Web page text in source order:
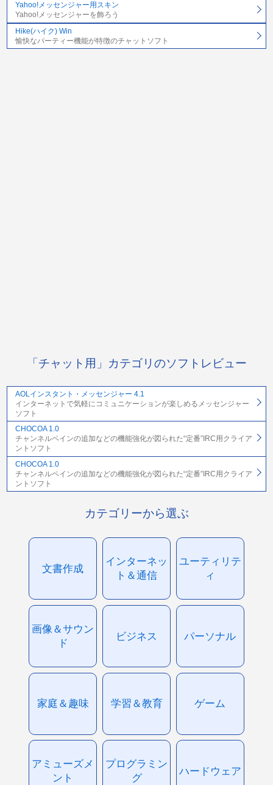
Yahoo!メッセンジャー用スキン
Yahoo!メッセンジャーを飾ろう
Hike(ハイク) Win
愉快なパーティー機能が特徴のチャットソフト
「チャット用」カテゴリのソフトレビュー
AOLインスタント・メッセンジャー 4.1
インターネットで気軽にコミュニケーションが楽しめるメッセンジャー
ソフト
CHOCOA 1.0
チャンネルペインの追加などの機能強化が図られた“定番”IRC用クライア
ントソフト
CHOCOA 1.0
チャンネルペインの追加などの機能強化が図られた“定番”IRC用クライア
ントソフト
カテゴリーから選ぶ
文書作成
インターネッ
ト＆通信
ユーティリテ
ィ
画像＆サウン
ド
ビジネス パーソナル
家庭＆趣味 学習＆教育 ゲーム
アミューズメ
ント
プログラミン
グ
ハードウェア